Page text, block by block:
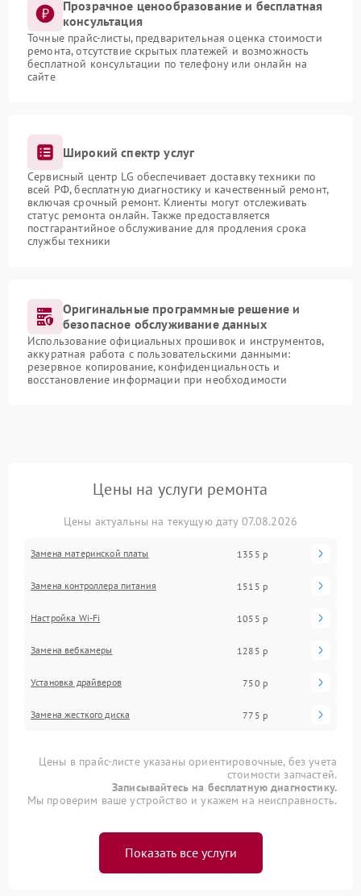
Прозрачное ценообразование и бесплатная
консультация
Точные прайс-листы, предварительная оценка стоимости
ремонта, отсутствие скрытых платежей и возможность
бесплатной консультации по телефону или онлайн на
сайте
Широкий спектр услуг
Сервисный центр LG обеспечивает доставку техники по
всей РФ, бесплатную диагностику и качественный ремонт,
включая срочный ремонт. Клиенты могут отслеживать
статус ремонта онлайн. Также предоставляется
постгарантийное обслуживание для продления срока
службы техники
Оригинальные программные решение и
безопасное обслуживание данных
Использование официальных прошивок и инструментов,
аккуратная работа с пользовательскими данными:
резервное копирование, конфиденциальность и
восстановление информации при необходимости
Цены на услуги ремонта
Цены актуальны на текущую дату 07.08.2026
Замена материнской платы 1355 р
Замена контроллера питания 1515 р
Настройка Wi-Fi 1055 р
Замена вебкамеры 1285 р
Установка драйверов 750 р
Замена жесткого диска 775 р
Цены в прайс-листе указаны ориентировочные, без учета
стоимости запчастей.
Записывайтесь на бесплатную диагностику.
Мы проверим ваше устройство и укажем на неисправность.
Показать все услуги